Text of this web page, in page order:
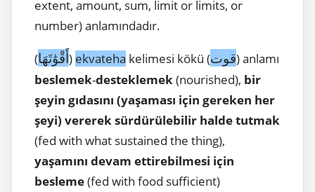
extent, amount, sum, limit or limits, or
number) anlamındadır.
(أَقْوَٰتَهَا) ekvateha kelimesi kökü (قوت) anlamı
beslemek-desteklemek(nourished), bir
şeyin gıdasını (yaşaması için gereken her
şeyi) vererek sürdürülebilir halde tutmak
(fed with what sustained the thing),
yaşamını devam ettirebilmesi için
besleme(fed with food sufficient)